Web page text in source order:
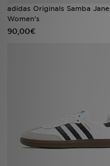
adidas Originals Samba Jane
Women's
90,00€
JD Exklusives
Geschenkkarte